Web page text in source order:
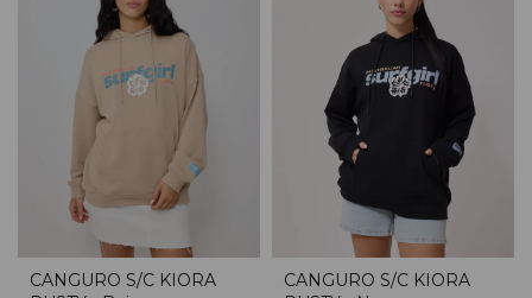
CANGURO S/C KIORA
CANGURO S/C KIORA